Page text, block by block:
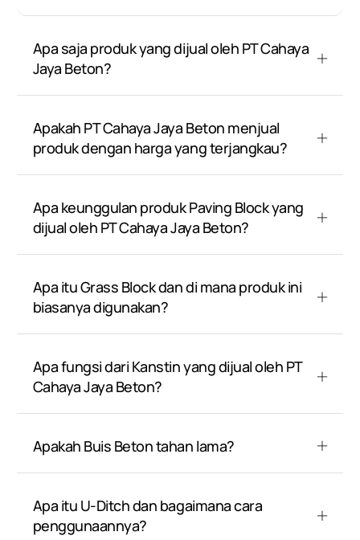
Apa saja produk yang dijual oleh PT Cahaya
Jaya Beton?
Apakah PT Cahaya Jaya Beton menjual
produk dengan harga yang terjangkau?
Apa keunggulan produk Paving Block yang
dijual oleh PT Cahaya Jaya Beton?
Apa itu Grass Block dan di mana produk ini
biasanya digunakan?
Apa fungsi dari Kanstin yang dijual oleh PT
Cahaya Jaya Beton?
Apakah Buis Beton tahan lama?
Apa itu U-Ditch dan bagaimana cara
penggunaannya?